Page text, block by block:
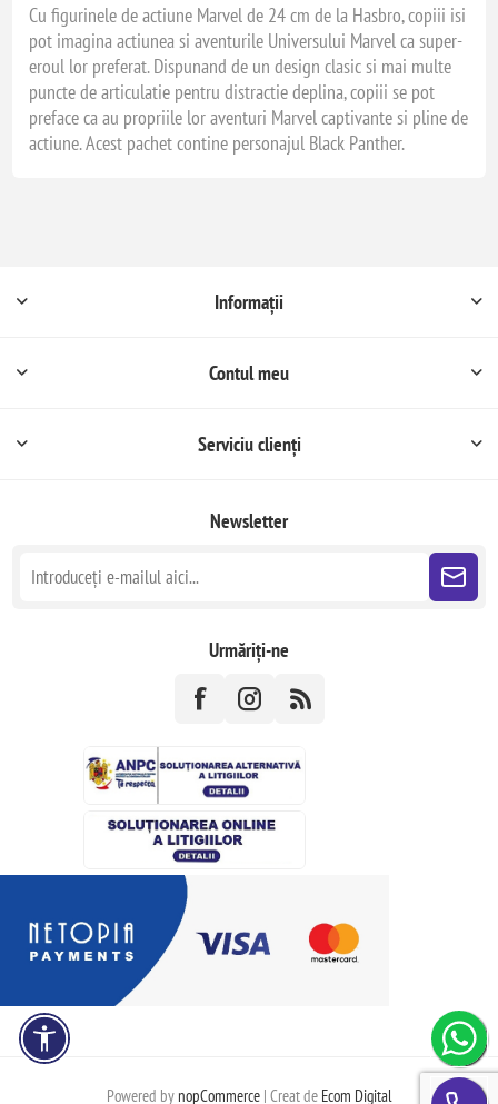
Cu figurinele de actiune Marvel de 24 cm de la Hasbro, copiii isi
pot imagina actiunea si aventurile Universului Marvel ca super-
eroul lor preferat. Dispunand de un design clasic si mai multe
puncte de articulatie pentru distractie deplina, copiii se pot
preface ca au propriile lor aventuri Marvel captivante si pline de
actiune. Acest pachet contine personajul Black Panther.
Informații
Contul meu
Serviciu clienți
Newsletter
Urmăriți-ne
Powered by nopCommerce| Creat de Ecom Digital